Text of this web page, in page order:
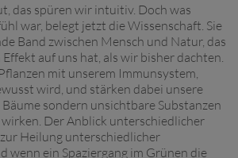
das spüren wir intuitiv. Doch was
war, belegt jetzt die Wissenschaft. Sie
Band zwischen Mensch und Natur, das
auf uns hat, als wir bisher dachten.
mit unserem Immunsystem,
wird, und stärken dabei unsere
sondern unsichtbare Substanzen
wirken. Der Anblick unterschiedlicher
Heilung unterschiedlicher
wenn ein Spaziergang im Grünen die